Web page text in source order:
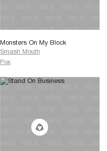
Monsters On My Block
Smash Mouth
Рок